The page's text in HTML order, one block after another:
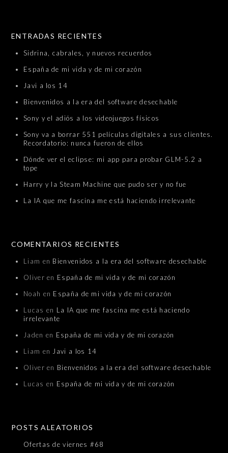
ENTRADAS RECIENTES
Sidrina, cabrales, y nuevos recuerdos
España de mi vida y de mi corazón
Javi a los 14
Bienvenidos a la era del software desechable
Sony y el adiós a los videojuegos físicos
Sony va a borrar 551 películas digitales a sus clientes.
Recordatorio: nunca fueron de ellos
Dónde ver el eclipse: mi app para probar GLM-5.2 a
tope
Harry y la Steam Machine que pudo ser y no fue
La IA que me fascina me está haciendo irrelevante
COMENTARIOS RECIENTES
Liam en Bienvenidos a la era del software desechable
Oliver en España de mi vida y de mi corazón
Noah en España de mi vida y de mi corazón
Lucas en La IA que me fascina me está haciendo
irrelevante
Jaden en España de mi vida y de mi corazón
Liam en Javi a los 14
Oliver en Bienvenidos a la era del software desechable
Lucas en España de mi vida y de mi corazón
POSTS ALEATORIOS
Ofertas de viernes #68